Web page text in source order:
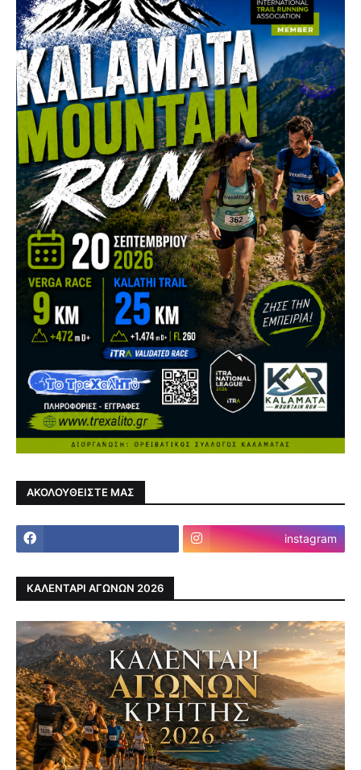
ΑΚΟΛΟΥΘΕΙΣΤΕ ΜΑΣ
instagram
ΚΑΛΕΝΤΑΡΙ ΑΓΩΝΩΝ 2026